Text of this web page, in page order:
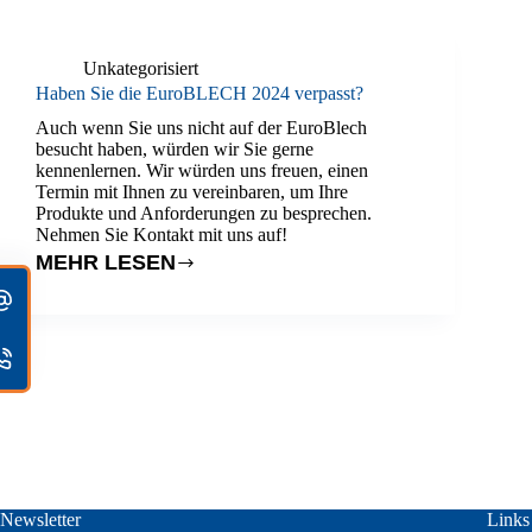
Unkategorisiert
Haben Sie die EuroBLECH 2024 verpasst?
Auch wenn Sie uns nicht auf der EuroBlech
besucht haben, würden wir Sie gerne
kennenlernen. Wir würden uns freuen, einen
Termin mit Ihnen zu vereinbaren, um Ihre
Produkte und Anforderungen zu besprechen.
Nehmen Sie Kontakt mit uns auf!
MEHR LESEN
HABEN
Newsletter
Links